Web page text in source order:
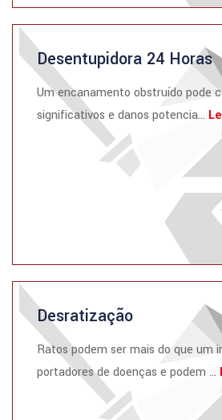
Desentupidora 24 Horas
Um encanamento obstruído pode
significativos e danos potencia...
Desratização
Ratos podem ser mais do que um
portadores de doenças e podem ...